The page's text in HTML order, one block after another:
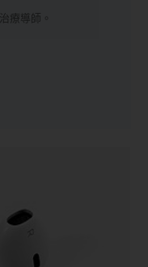
療導師。